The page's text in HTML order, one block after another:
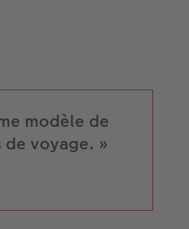
modèle de
de voyage. »